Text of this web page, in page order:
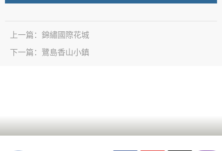
上一篇： 錦繡國際花城
下一篇： 鷺島香山小鎮